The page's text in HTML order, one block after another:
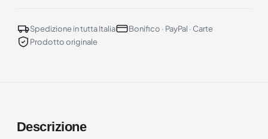
Spedizione in tutta Italia
Bonifico · PayPal · Carte
Prodotto originale
Descrizione